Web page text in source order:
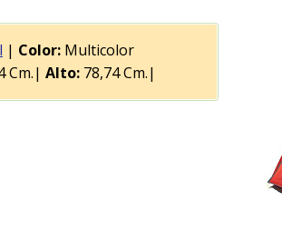
| Color: Multicolor
Cm.| Alto: 78,74 Cm.|